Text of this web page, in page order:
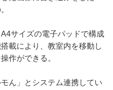
サイズの電子パッドで構成
載により、教室内を移動し
作ができる。
ん」とシステム連携してい